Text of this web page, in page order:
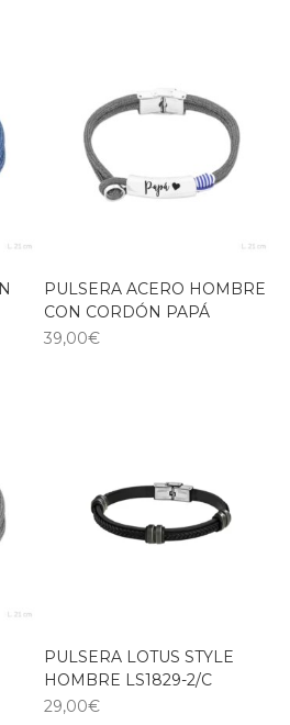
PULSERA ACERO HOMBRE
CON CORDÓN PAPÁ
39,00€
PULSERA LOTUS STYLE
HOMBRE LS1829-2/C
29,00€